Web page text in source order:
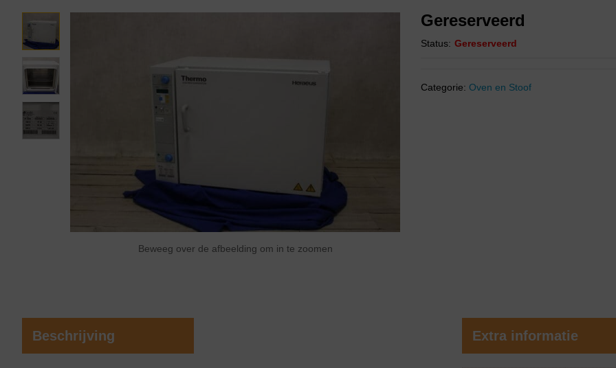
Beweeg over de afbeelding om in te zoomen
Gereserveerd
Status: Gereserveerd
Categorie:Oven en Stoof
Beschrijving Extra informatie